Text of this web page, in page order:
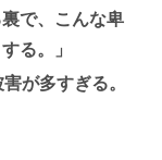
で、こんな卑
る。」
が多すぎる。